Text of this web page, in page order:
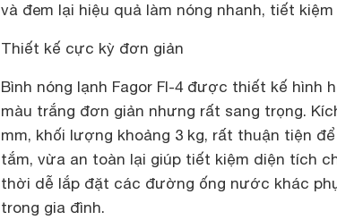
và đem lại hiệu quả làm nóng nhanh, tiết
Thiết kế cực kỳ đơn giản
Bình nóng lạnh Fagor FI-4 được thiết kế hình
màu trắng đơn giản nhưng rất sang trọng.
mm, khối lượng khoảng 3 kg, rất thuận tiện
tắm, vừa an toàn lại giúp tiết kiệm diện tích
thời dễ lắp đặt các đường ống nước khác
trong gia đình.